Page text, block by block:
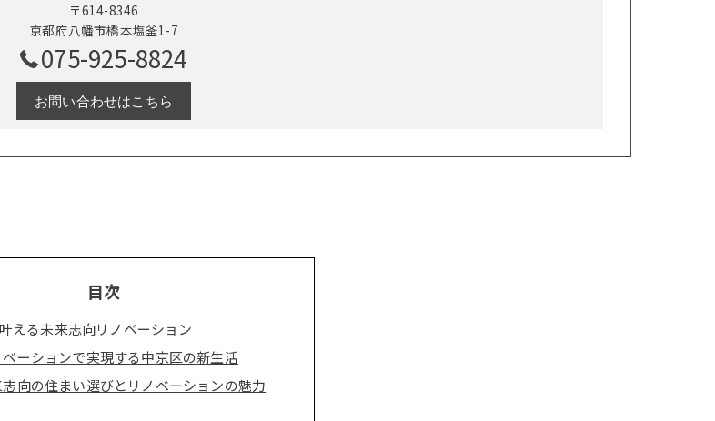
〒614-8346
京都府八幡市橋本塩釜1-7
075-925-8824
お問い合わせはこちら
目次
える未来志向リノベーション
ベーションで実現する中京区の新生活
志向の住まい選びとリノベーションの魅力